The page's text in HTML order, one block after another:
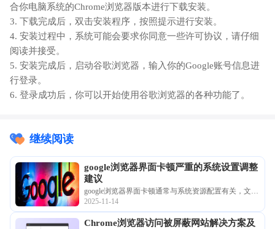
合你电脑系统的Chrome浏览器版本进行下载安装。
3. 下载完成后，双击安装程序，按照提示进行安装。
4. 安装过程中，系统可能会要求你同意一些许可协议，请仔细
阅读并接受。
5. 安装完成后，启动谷歌浏览器，输入你的Google账号信息进
行登录。
6. 登录成功后，你可以开始使用谷歌浏览器的各种功能了。
继续阅读
google浏览器界面卡顿严重的系统设置调整
建议
google浏览器界面卡顿通常与系统资源配置有关，文中
提供科学调整系统设置的建议，有效改善浏览器响应
速度，提升界面流畅度，确保用户获得更顺畅的操作
2025-11-14
Chrome浏览器访问被屏蔽网站解决方案及